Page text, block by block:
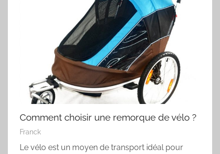
Comment choisir une remorque de vélo ?
Franck
Le vélo est un moyen de transport idéal pour